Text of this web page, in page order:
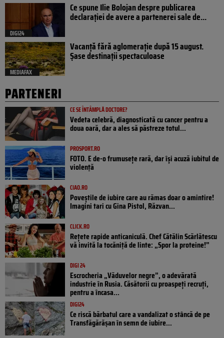
DIGI24
Ce spune Ilie Bolojan despre publicarea
declarației de avere a partenerei sale de...
MEDIAFAX
Vacanță fără aglomerație după 15 august.
Șase destinații spectaculoase
PARTENERI
CE SE ÎNTÂMPLĂ DOCTORE?
Vedeta celebră, diagnosticată cu cancer pentru a
doua oară, dar a ales să păstreze totul...
PROSPORT.RO
FOTO. E de-o frumusețe rară, dar își acuză iubitul de
violență
CIAO.RO
Poveştile de iubire care au rămas doar o amintire!
Imagini tari cu Gina Pistol, Răzvan...
CLICK.RO
Rețete rapide anticaniculă. Chef Cătălin Scărlătescu
vă invită la tocăniță de linte: „Spor la proteine!”
DIGI 24
Escrocheria „Văduvelor negre”, o adevărată
industrie în Rusia. Căsătorii cu proaspeți recruți,
pentru a încasa...
DIGI24
Ce riscă bărbatul care a vandalizat o stâncă de pe
Transfăgărășan în semn de iubire...